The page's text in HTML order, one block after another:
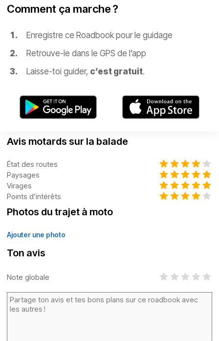
Comment ça marche ?
Enregistre ce Roadbook pour le guidage
Retrouve-le dans le GPS de l’app
Laisse-toi guider, c’est gratuit.
Avis motards sur la balade
État des routes
Paysages
Virages
Points d’intérêts
Photos du trajet à moto
Ajouter une photo
Ton avis
Note globale